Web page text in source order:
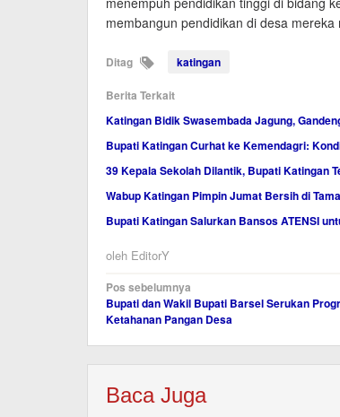
membangun pendidikan di desa
Ditag katingan
Berita Terkait
Katingan Bidik Swasembada Jagung,
Bupati Katingan Curhat ke Kemendagri:
39 Kepala Sekolah Dilantik, Bupati Katingan
Wabup Katingan Pimpin Jumat Bersih di
Bupati Katingan Salurkan Bansos ATENSI
oleh EditorY
Navigasi
pos
Pos sebelumnya
Bupati dan Wakil Bupati Barsel Serukan
Ketahanan Pangan Desa
Baca Juga